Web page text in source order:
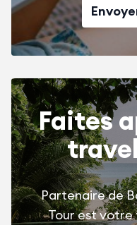
Faites
Partenaire de
Tour est votre